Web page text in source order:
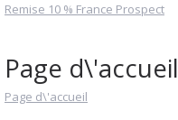
Remise 10 % France Prospect
Page d\'accueil
Page d\'accueil